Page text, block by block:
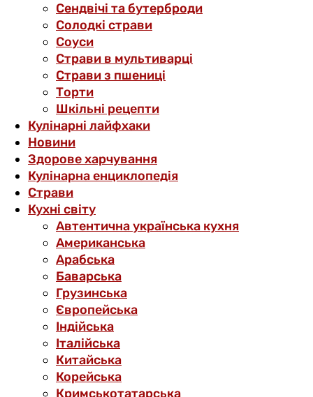
Сендвічі та бутерброди
Солодкі страви
Соуси
Страви в мультиварці
Страви з пшениці
Торти
Шкільні рецепти
Кулінарні лайфхаки
Новини
Здорове харчування
Кулінарна енциклопедія
Страви
Кухні світу
Автентична українська кухня
Американська
Арабська
Баварська
Грузинська
Європейська
Індійська
Італійська
Китайська
Корейська
Кримськотатарська